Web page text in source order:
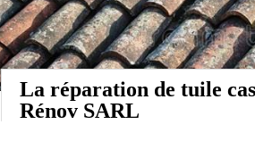
La réparation de tuile
Rénov SARL